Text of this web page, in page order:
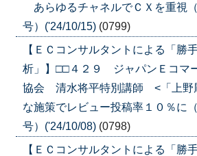
あらゆるチャネルでＣＸを重視
号）('24/10/15) (0799)
【ＥＣコンサルタントによる「勝
析」】□□４２９ ジャパンＥコマ
協会 清水将平特別講師 <「上野
な施策でレビュー投稿率１０％に
号）('24/10/08) (0798)
【ＥＣコンサルタントによる「勝